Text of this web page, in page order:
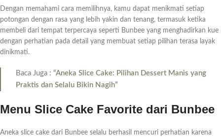
Dengan memahami cara memilihnya, kamu dapat menikmati setiap
potongan dengan rasa yang lebih yakin dan tenang, termasuk ketika
membeli dari tempat terpercaya seperti Bunbee yang menghadirkan kue
dengan perhatian pada detail yang membuat setiap pilihan terasa layak
dinikmati.
Baca Juga : “Aneka Slice Cake: Pilihan Dessert Manis yang
Praktis dan Selalu Bikin Nagih”
Menu Slice Cake Favorite dari Bunbee
Aneka slice cake dari Bunbee selalu berhasil mencuri perhatian karena